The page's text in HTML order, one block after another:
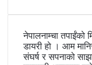
नेपालनाम्चा तपाईंको
डायरी हो । आम
संघर्ष र सपनाको